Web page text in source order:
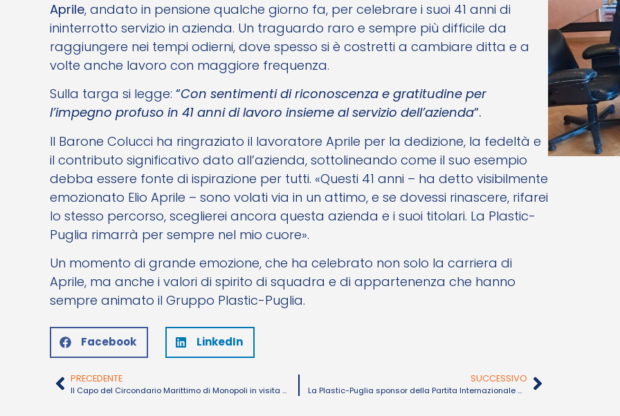
Aprile, andato in pensione qualche giorno fa, per celebrare i suoi 41 anni di
ininterrotto servizio in azienda. Un traguardo raro e sempre più difficile da
raggiungere nei tempi odierni, dove spesso si è costretti a cambiare ditta e a
volte anche lavoro con maggiore frequenza.
Sulla targa si legge: “Con sentimenti di riconoscenza e gratitudine per
l’impegno profuso in 41 anni di lavoro insieme al servizio dell’azienda“.
Il Barone Colucci ha ringraziato il lavoratore Aprile per la dedizione, la fedeltà e
il contributo significativo dato all’azienda, sottolineando come il suo esempio
debba essere fonte di ispirazione per tutti. «Questi 41 anni – ha detto visibilmente
emozionato Elio Aprile – sono volati via in un attimo, e se dovessi rinascere, rifarei
lo stesso percorso, sceglierei ancora questa azienda e i suoi titolari. La Plastic-
Puglia rimarrà per sempre nel mio cuore».
Un momento di grande emozione, che ha celebrato non solo la carriera di
Aprile, ma anche i valori di spirito di squadra e di appartenenza che hanno
sempre animato il Gruppo Plastic-Puglia.
Facebook LinkedIn
PRECEDENTE
Il Capo del Circondario Marittimo di Monopoli in visita alla Plastic-Puglia
SUCCESSIVO
La Plastic-Puglia sponsor della Partita Internazionale del Cuore a Belgrado